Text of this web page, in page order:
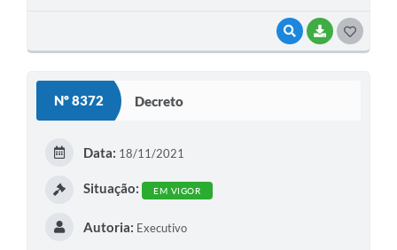
VISUALIZAR
BAIXAR
Nº 8372 Decreto
Data: 18/11/2021
Situação: EM VIGOR
Autoria: Executivo